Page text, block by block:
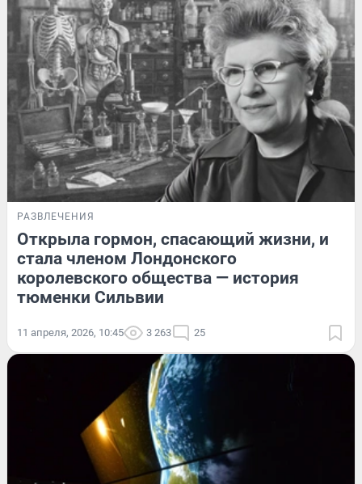
РАЗВЛЕЧЕНИЯ
Открыла гормон, спасающий жизни, и
стала членом Лондонского
королевского общества — история
тюменки Сильвии
11 апреля, 2026, 10:45 3 263 25